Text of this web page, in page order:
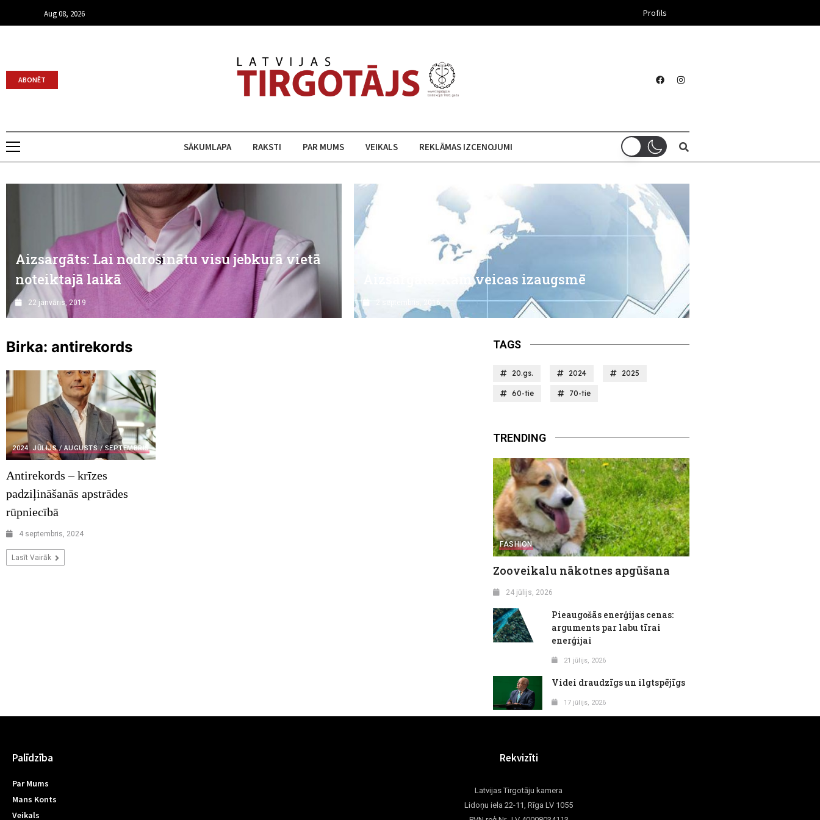
Aug 08, 2026 Profils
ABONĒT
SĀKUMLAPA RAKSTI PAR MUMS VEIKALS REKLĀMAS IZCENOJUMI
Aizsargāts: Lai nodrošinātu visu jebkurā vietā
noteiktajā laikā
22 janvāris, 2019
Aizsargāts: Kam veicas izaugsmē
2 septembris, 2016
Birka: antirekords
2024. JŪLIJS / AUGUSTS / SEPTEMBRIS
Antirekords – krīzes
padziļināšanās apstrādes
rūpniecībā
4 septembris, 2024
Lasīt Vairāk
TAGS
20.gs. 2024 2025
60-tie 70-tie
TRENDING
FASHION
Zooveikalu nākotnes apgūšana
24 jūlijs, 2026
Pieaugošās enerģijas cenas:
arguments par labu tīrai
enerģijai
21 jūlijs, 2026
Videi draudzīgs un ilgtspējīgs
17 jūlijs, 2026
Palīdzība
Par Mums
Mans Konts
Veikals
Rekvizīti
Latvijas Tirgotāju kamera
Lidoņu iela 22-11, Rīga LV 1055